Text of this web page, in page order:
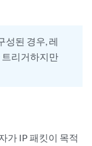
성된 경우, 레
트리거하지만
가 IP 패킷이 목적